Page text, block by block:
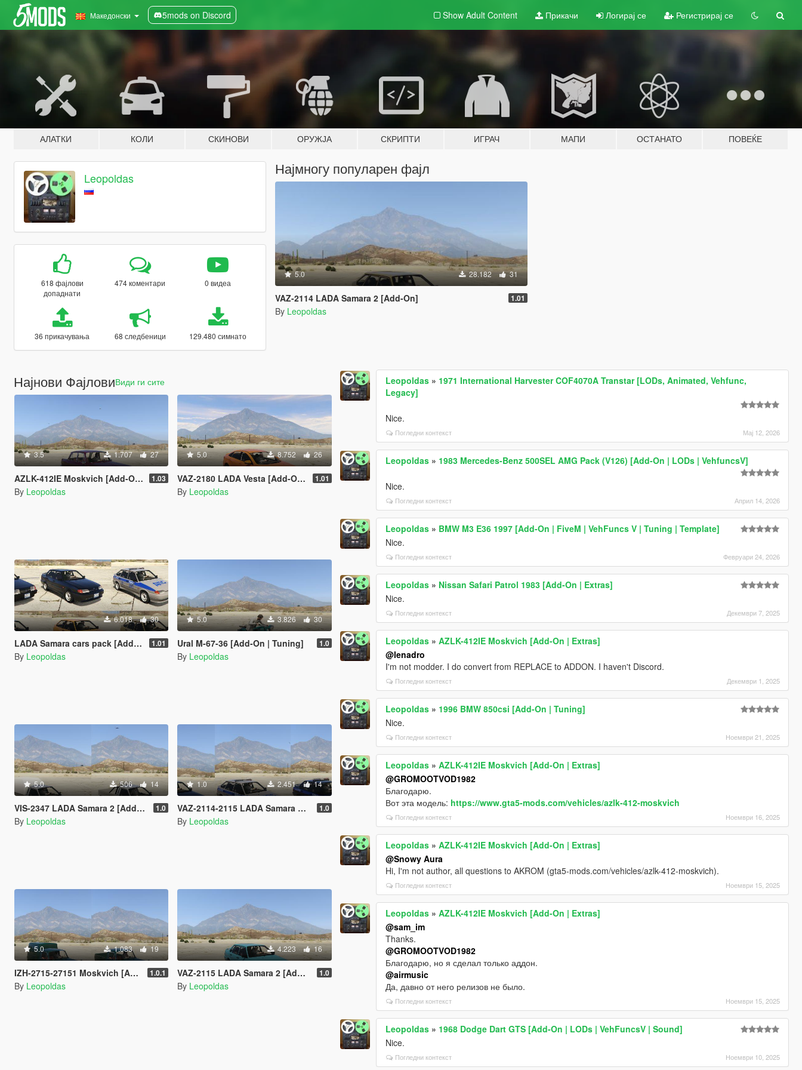
Македонски 5mods on Discord Show Adult Content Прикачи Логирај се Регистрирај се
АЛАТКИ КОЛИ СКИНОВИ ОРУЖЈА СКРИПТИ ИГРАЧ МАПИ ОСТАНАТО ПОВЕЌЕ
Leopoldas
618 фајлови
допаднати
474 коментари 0 видеа
36 прикачувања 68 следбеници 129.480 симнато
Најмногу популарен фајл
5.0 28.182 31
VAZ-2114 LADA Samara 2 [Add-On] 1.01
By Leopoldas
Најнови ФајловиВиди ги сите
3.5 1.707 27
AZLK-412IE Moskvich [Add-On | Extras] 1.03
By Leopoldas
5.0 8.752 26
VAZ-2180 LADA Vesta [Add-On | Tuning] 1.01
By Leopoldas
6.018 30
LADA Samara cars pack [Add-On | Extras | Tuning] 1.01
By Leopoldas
5.0 3.826 30
Ural M-67-36 [Add-On | Tuning] 1.0
By Leopoldas
5.0 506 14
VIS-2347 LADA Samara 2 [Add-On | Extras] 1.0
By Leopoldas
1.0 2.451 14
VAZ-2114-2115 LADA Samara 2 Police [Add-On | Extras] 1.0
By Leopoldas
5.0 1.083 19
IZH-2715-27151 Moskvich [Add-On | Extras] 1.0.1
By Leopoldas
4.223 16
VAZ-2115 LADA Samara 2 [Add-On] 1.0
By Leopoldas
Leopoldas » 1971 International Harvester COF4070A Transtar [LODs, Animated, Vehfunc,
Legacy]
Nice.
Погледни контекст Мај 12, 2026
Leopoldas » 1983 Mercedes-Benz 500SEL AMG Pack (V126) [Add-On | LODs | VehfuncsV]
Nice.
Погледни контекст Април 14, 2026
Leopoldas » BMW M3 E36 1997 [Add-On | FiveM | VehFuncs V | Tuning | Template]
Nice.
Погледни контекст Февруари 24, 2026
Leopoldas » Nissan Safari Patrol 1983 [Add-On | Extras]
Nice.
Погледни контекст Декември 7, 2025
Leopoldas »AZLK-412IE Moskvich [Add-On | Extras]
@lenadro
I'm not modder. I do convert from REPLACE to ADDON. I haven't Discord.
Погледни контекст Декември 1, 2025
Leopoldas » 1996 BMW 850csi [Add-On | Tuning]
Nice.
Погледни контекст Ноември 21, 2025
Leopoldas »AZLK-412IE Moskvich [Add-On | Extras]
@GROMOOTVOD1982
Благодарю.
Вот эта модель: https://www.gta5-mods.com/vehicles/azlk-412-moskvich
Погледни контекст Ноември 16, 2025
Leopoldas »AZLK-412IE Moskvich [Add-On | Extras]
@Snowy Aura
Hi, I'm not author, all questions to AKROM (gta5-mods.com/vehicles/azlk-412-moskvich).
Погледни контекст Ноември 15, 2025
Leopoldas »AZLK-412IE Moskvich [Add-On | Extras]
@sam_im
Thanks.
@GROMOOTVOD1982
Благодарю, но я сделал только аддон.
@airmusic
Да, давно от него релизов не было.
Погледни контекст Ноември 15, 2025
Leopoldas » 1968 Dodge Dart GTS [Add-On | LODs | VehFuncsV | Sound]
Nice.
Погледни контекст Ноември 10, 2025